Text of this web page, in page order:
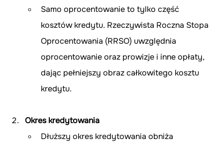
Samo oprocentowanie to tylko część
kosztów kredytu. Rzeczywista Roczna Stopa
Oprocentowania (RRSO) uwzględnia
oprocentowanie oraz prowizje i inne opłaty,
dając pełniejszy obraz całkowitego kosztu
kredytu.
Okres kredytowania
Dłuższy okres kredytowania obniża